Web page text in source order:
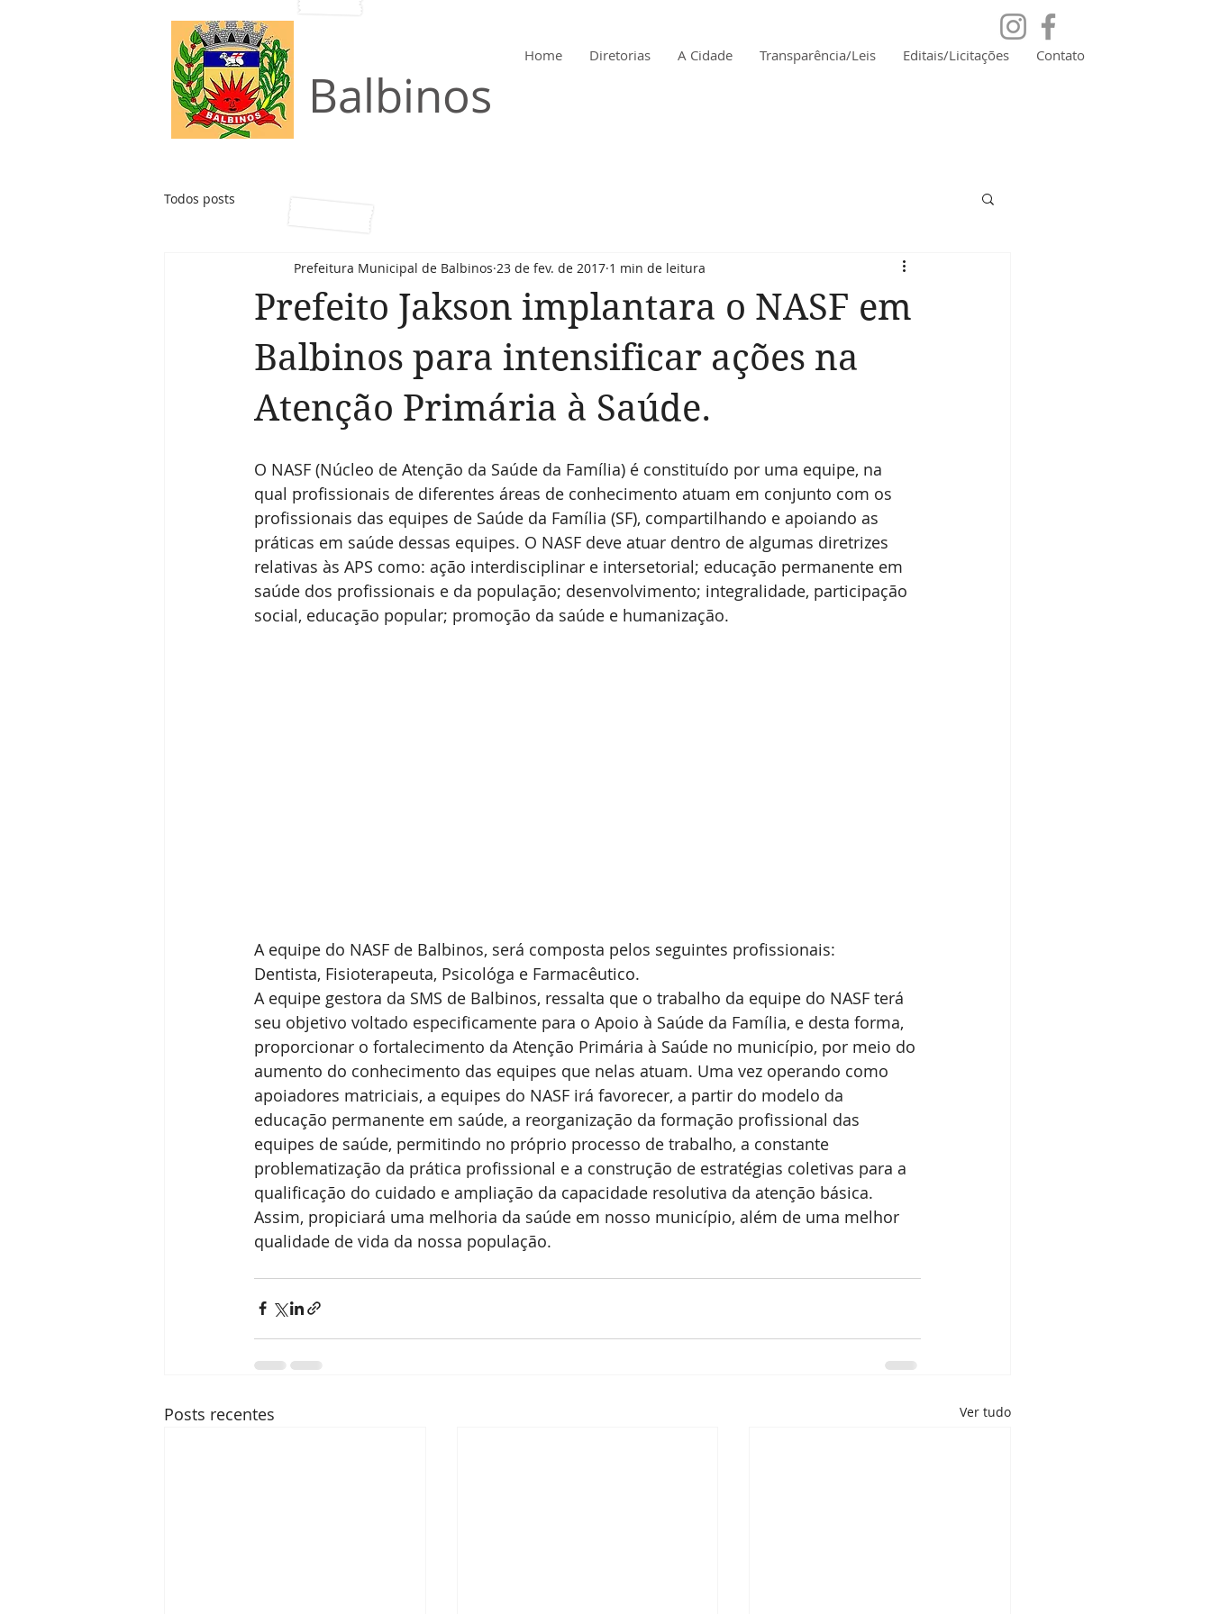
Home Diretorias A Cidade Transparência/Leis Editais/Licitações Contato
Todos posts
Prefeito Jakson implantara o NASF em
Balbinos para intensificar ações na
Atenção Primária à Saúde.
Prefeitura Municipal de Balbinos 23 de fev. de 2017 1 min de leitura
O NASF (Núcleo de Atenção da Saúde da Família) é constituído por uma equipe, na
qual profissionais de diferentes áreas de conhecimento atuam em conjunto com os
profissionais das equipes de Saúde da Família (SF), compartilhando e apoiando as
práticas em saúde dessas equipes. O NASF deve atuar dentro de algumas diretrizes
relativas às APS como: ação interdisciplinar e intersetorial; educação permanente em
saúde dos profissionais e da população; desenvolvimento; integralidade, participação
social, educação popular; promoção da saúde e humanização.
A equipe do NASF de Balbinos, será composta pelos seguintes profissionais:
Dentista, Fisioterapeuta, Psicológa e Farmacêutico.
A equipe gestora da SMS de Balbinos, ressalta que o trabalho da equipe do NASF terá
seu objetivo voltado especificamente para o Apoio à Saúde da Família, e desta forma,
proporcionar o fortalecimento da Atenção Primária à Saúde no município, por meio do
aumento do conhecimento das equipes que nelas atuam. Uma vez operando como
apoiadores matriciais, a equipes do NASF irá favorecer, a partir do modelo da
educação permanente em saúde, a reorganização da formação profissional das
equipes de saúde, permitindo no próprio processo de trabalho, a constante
problematização da prática profissional e a construção de estratégias coletivas para a
qualificação do cuidado e ampliação da capacidade resolutiva da atenção básica.
Assim, propiciará uma melhoria da saúde em nosso município, além de uma melhor
qualidade de vida da nossa população.
Posts recentes Ver tudo
Balbinos